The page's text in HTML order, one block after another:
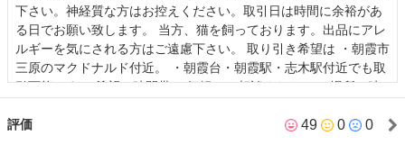
下さい。神経質な方はお控えください。取引日は時間に余裕があ
る日でお願い致します。 当方、猫を飼っております。出品にアレ
ルギーを気にされる方はご遠慮下さい。 取り引き希望は ・朝霞市
三原のマクドナルド付近。 ・朝霞台・朝霞駅・志木駅付近でも取
引可能です。 希望の時間帯は 気軽にご相談ください。 場所・時
しいです。 平日は18時～20時まで 火曜日・土曜日は終日時間合
評価 49 0 0